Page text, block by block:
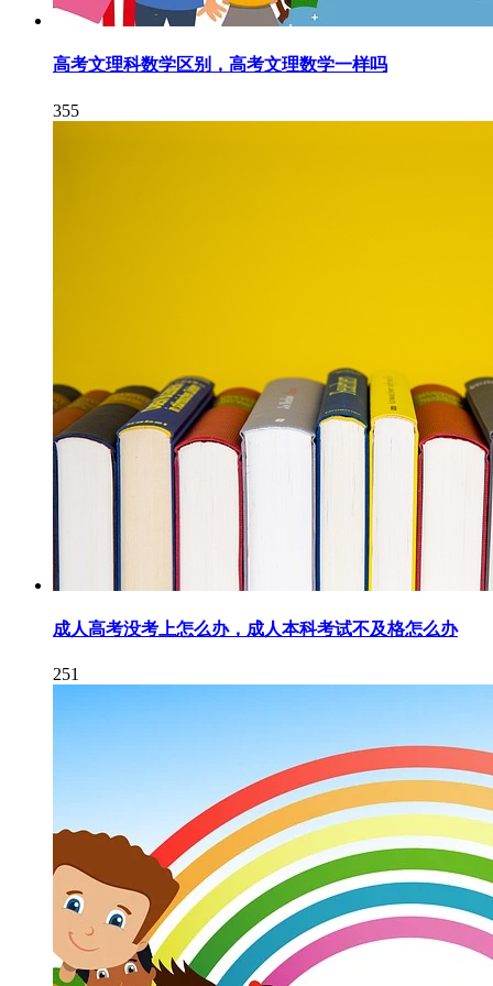
高考文理科数学区别，高考文理数学一样吗
355
成人高考没考上怎么办，成人本科考试不及格怎么办
251